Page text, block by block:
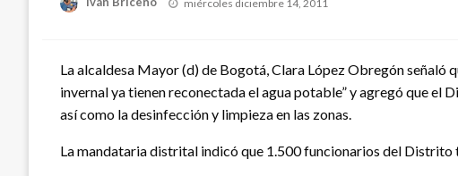
miércoles diciembre 14, 2011
La alcaldesa Mayor (d) de Bogotá, Clara López Obregón señaló
invernal ya tienen reconectada el agua potable” y agregó que el
así como la desinfección y limpieza en las zonas.
La mandataria distrital indicó que 1.500 funcionarios del Distrito